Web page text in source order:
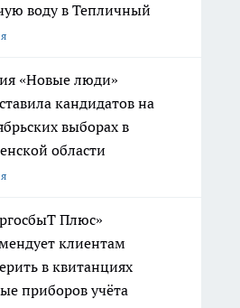
воду в Тепличный
«Новые люди»
кандидатов на
выборах в
области
Плюс»
клиентам
в квитанциях
приборов учёта